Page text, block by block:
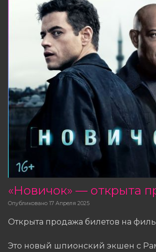
Опубликовано 17 Апреля 2025
Открыта продажа билетов на
Это новый шпионский экшен с